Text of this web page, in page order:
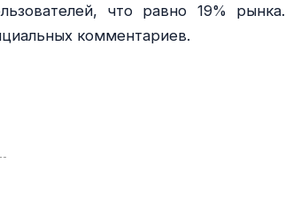
что равно 19% рынка.
комментариев.